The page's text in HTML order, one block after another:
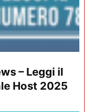
– Leggi il
Host 2025